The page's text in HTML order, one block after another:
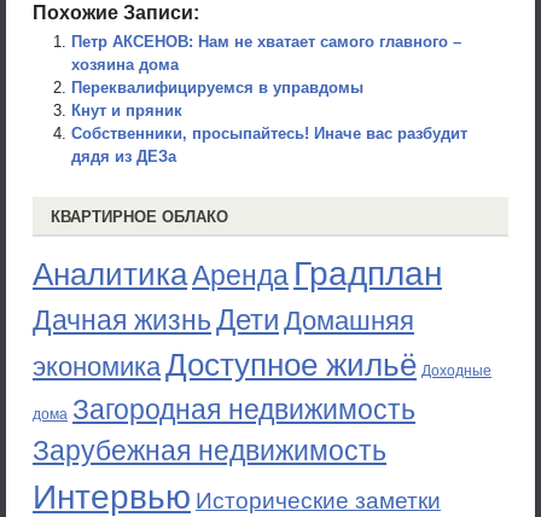
Похожие Записи:
Петр АКСЕНОВ: Нам не хватает самого главного –
хозяина дома
Переквалифицируемся в управдомы
Кнут и пряник
Собственники, просыпайтесь! Иначе вас разбудит
дядя из ДЕЗа
КВАРТИРНОЕ ОБЛАКО
АналитикаАренда Градплан
Дачная жизньДети Домашняя
экономикаДоступное жильё Доходные
дома Загородная недвижимость
Зарубежная недвижимость
Интервью Исторические заметки